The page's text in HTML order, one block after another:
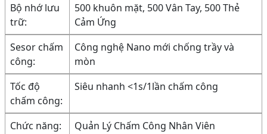
Bộ nhớ lưu
trữ:
500 khuôn mặt, 500 Vân Tay, 500 Thẻ
Cảm Ứng
Sesor chấm
công:
Công nghệ Nano mới chống trầy và
mòn
Tốc độ
chấm công:
Siêu nhanh <1s/1lần chấm công
Chức năng:
Quản Lý Chấm Công Nhân Viên